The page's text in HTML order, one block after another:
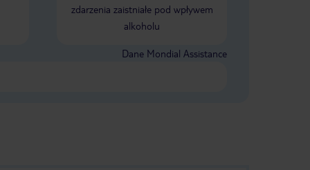
zdarzenia zaistniałe pod wpływem
alkoholu
Dane Mondial Assistance